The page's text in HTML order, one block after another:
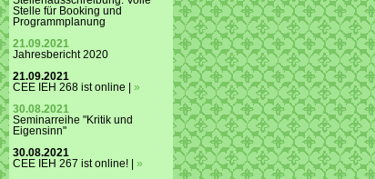
Stelle für Booking und
Programmplanung
21.09.2021
Jahresbericht 2020
21.09.2021
CEE IEH 268 ist online | »
30.08.2021
Seminarreihe "Kritik und
Eigensinn"
30.08.2021
CEE IEH 267 ist online! | »